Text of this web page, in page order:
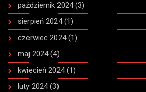
październik 2024(3)
sierpień 2024(1)
czerwiec 2024(1)
maj 2024(4)
kwiecień 2024(1)
luty 2024(3)